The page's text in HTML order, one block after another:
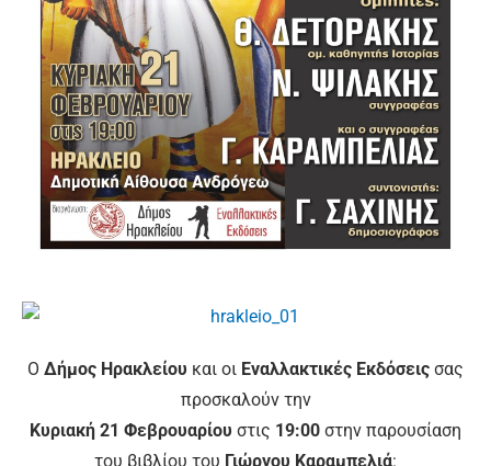
Ο Δήμος Ηρακλείου και οι Εναλλακτικές Εκδόσεις σας
προσκαλούν την
Κυριακή 21 Φεβρουαρίου στις 19:00 στην παρουσίαση
του βιβλίου του Γιώργου Καραμπελιά: